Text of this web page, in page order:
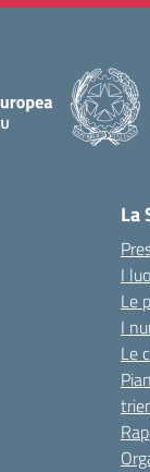
La
I
Le
I
Le